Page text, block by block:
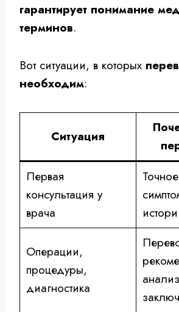
гарантирует понимание
терминов.
Вот ситуации, в которых
необходим:
Ситуация
Первая
консультация у
врача
Операции,
процедуры,
диагностика